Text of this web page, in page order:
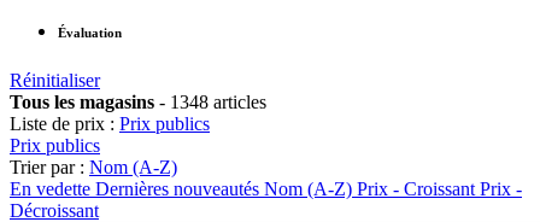
Évaluation
Réinitialiser
Tous les magasins - 1348 articles
Liste de prix : Prix publics
Prix publics
Trier par : Nom (A-Z)
En vedette Dernières nouveautés Nom (A-Z) Prix - Croissant Prix -
Décroissant